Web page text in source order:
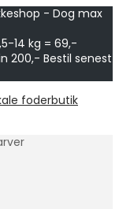
- Dog max
14 kg = 69,-
200,- Bestil senest
foderbutik